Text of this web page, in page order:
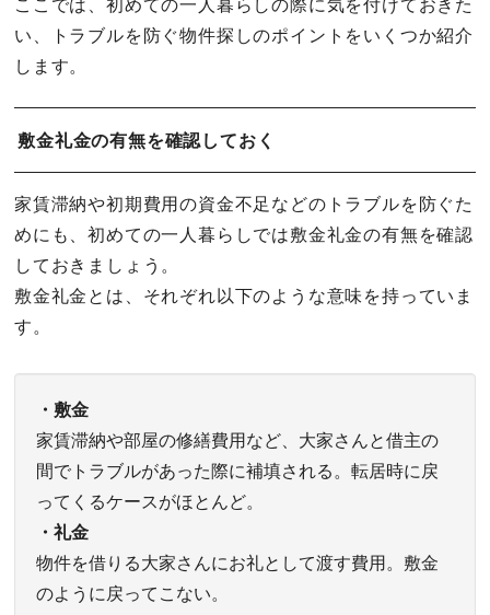
ここでは、初めての一人暮らしの際に気を付けておきた
い、トラブルを防ぐ物件探しのポイントをいくつか紹介
します。
敷金礼金の有無を確認しておく
家賃滞納や初期費用の資金不足などのトラブルを防ぐた
めにも、初めての一人暮らしでは敷金礼金の有無を確認
しておきましょう。
敷金礼金とは、それぞれ以下のような意味を持っていま
す。
・敷金
家賃滞納や部屋の修繕費用など、大家さんと借主の
間でトラブルがあった際に補填される。転居時に戻
ってくるケースがほとんど。
・礼金
物件を借りる大家さんにお礼として渡す費用。敷金
のように戻ってこない。